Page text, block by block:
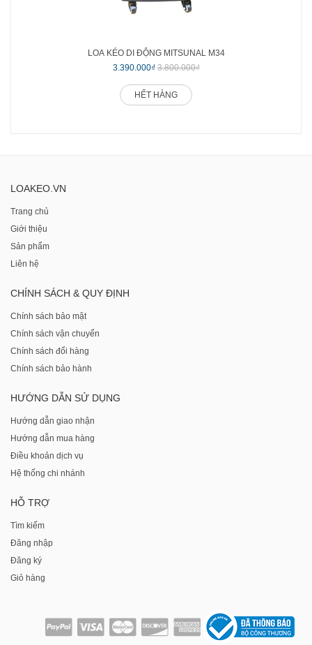
LOA KÉO DI ĐỘNG MITSUNAL M34
3.390.000₫ 3.800.000₫
HẾT HÀNG
LOAKEO.VN
Trang chủ
Giới thiệu
Sản phẩm
Liên hệ
CHÍNH SÁCH & QUY ĐỊNH
Chính sách bảo mật
Chính sách vận chuyển
Chính sách đổi hàng
Chính sách bảo hành
HƯỚNG DẪN SỬ DỤNG
Hướng dẫn giao nhận
Hướng dẫn mua hàng
Điều khoản dịch vụ
Hệ thống chi nhánh
HỖ TRỢ
Tìm kiếm
Đăng nhập
Đăng ký
Giỏ hàng